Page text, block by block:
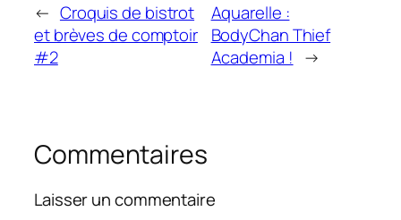
← Croquis de bistrot
et brèves de comptoir
#2
Aquarelle :
BodyChan Thief
Academia ! →
Commentaires
Laisser un commentaire